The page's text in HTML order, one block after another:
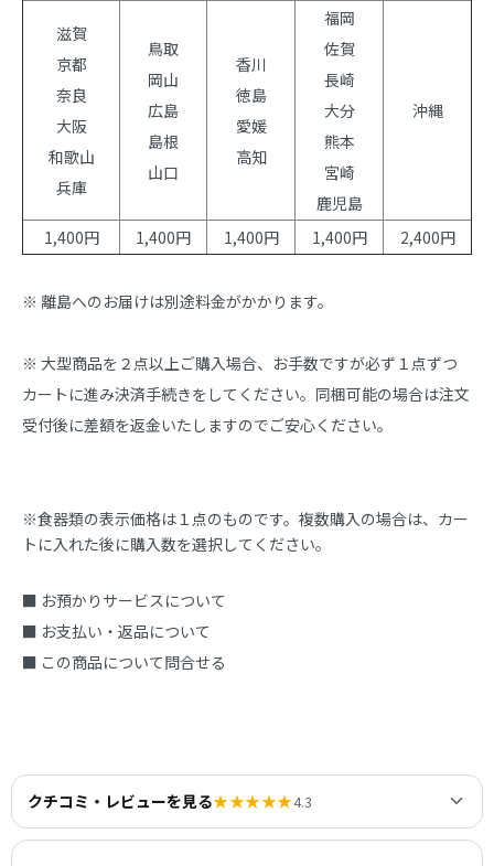
滋賀
京都
奈良
大阪
和歌山
兵庫
鳥取
岡山
広島
島根
山口
香川
徳島
愛媛
高知
福岡
佐賀
長崎
大分
熊本
宮崎
鹿児島
沖縄
1,400円 1,400円 1,400円 1,400円 2,400円
※ 離島へのお届けは別途料金がかかります。
※ 大型商品を２点以上ご購入場合、お手数ですが必ず１点ずつ
カートに進み決済手続きをしてください。同梱可能の場合は注文
受付後に差額を返金いたしますのでご安心ください。
※食器類の表示価格は１点のものです。複数購入の場合は、カー
トに入れた後に購入数を選択してください。
■ お預かりサービスについて
■ お支払い・返品について
■ この商品について問合せる
クチコミ・レビューを見る★★★★★4.3